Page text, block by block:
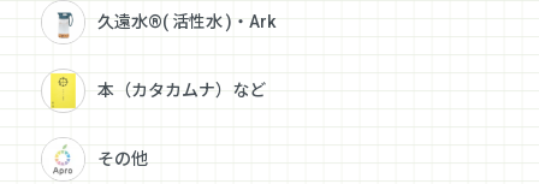
久遠水®( 活性水 )・Ark
本（カタカムナ）など
その他